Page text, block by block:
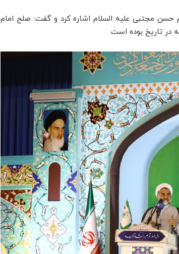
مجتبی علیه السلام اشاره کرد و گفت: صلح امام
در تاریخ بوده است.